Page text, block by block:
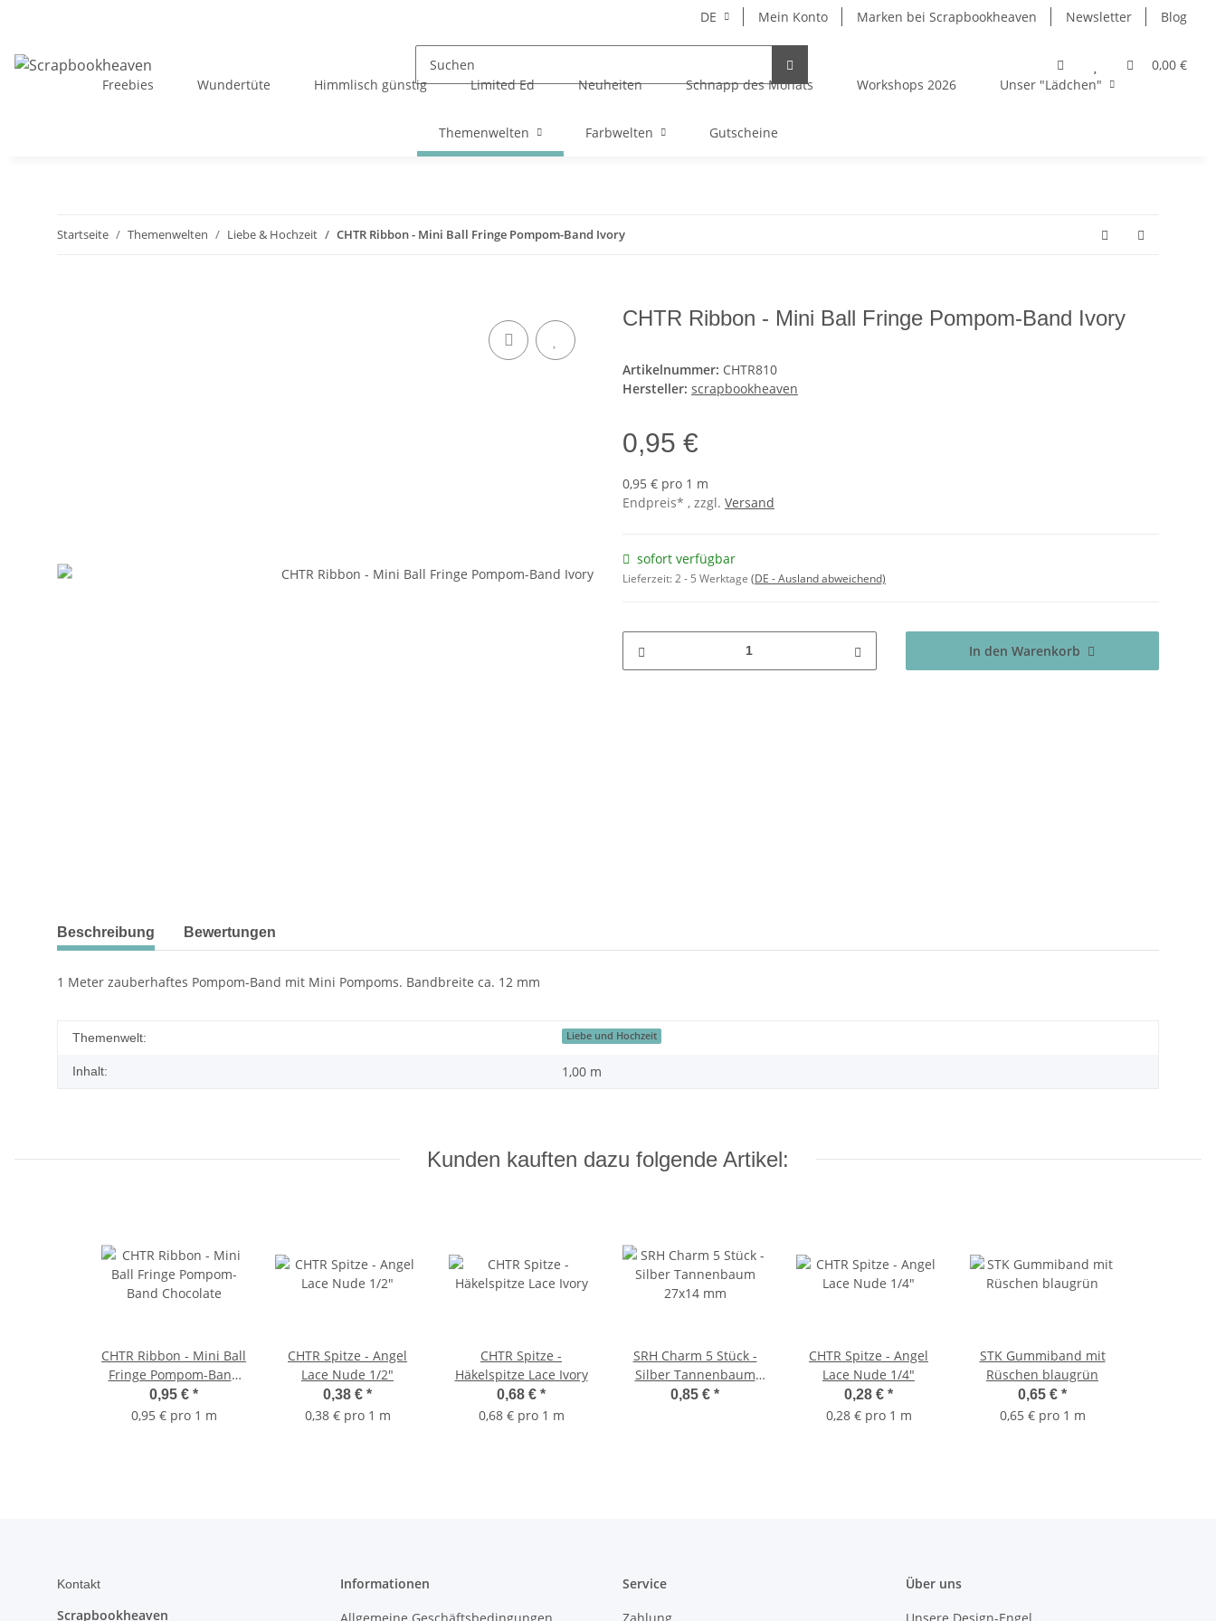
DE Mein Konto Marken bei Scrapbookheaven Newsletter Blog
0,00 €
Freebies
Wundertüte Himmlisch günstig Limited Ed Neuheiten Schnapp des Monats Workshops 2026 Unser "Lädchen"
Themenwelten Farbwelten Gutscheine
Startseite Themenwelten Liebe & Hochzeit CHTR Ribbon - Mini Ball Fringe Pompom-Band Ivory
CHTR Ribbon - Mini Ball Fringe Pompom-Band Ivory
Artikelnummer: CHTR810
Hersteller: scrapbookheaven
0,95 €
0,95 € pro 1 m
Endpreis* , zzgl. Versand
sofort verfügbar
Lieferzeit:2 - 5 Werktage (DE - Ausland abweichend)
In den Warenkorb
Beschreibung Bewertungen
1 Meter zauberhaftes Pompom-Band mit Mini Pompoms. Bandbreite ca. 12 mm
Themenwelt: Liebe und Hochzeit
Inhalt: 1,00 m
Kunden kauften dazu folgende Artikel:
CHTR Ribbon - Mini Ball
Fringe Pompom-Band
Chocolate
0,95 € *
0,95 € pro 1 m
CHTR Spitze - Angel
Lace Nude 1/2"
0,38 € *
0,38 € pro 1 m
CHTR Spitze -
Häkelspitze Lace Ivory
0,68 € *
0,68 € pro 1 m
SRH Charm 5 Stück -
Silber Tannenbaum
27x14 mm
0,85 € *
CHTR Spitze - Angel
Lace Nude 1/4"
0,28 € *
0,28 € pro 1 m
STK Gummiband mit
Rüschen blaugrün
0,65 € *
0,65 € pro 1 m
Kontakt
Scrapbookheaven
Informationen Service Über uns